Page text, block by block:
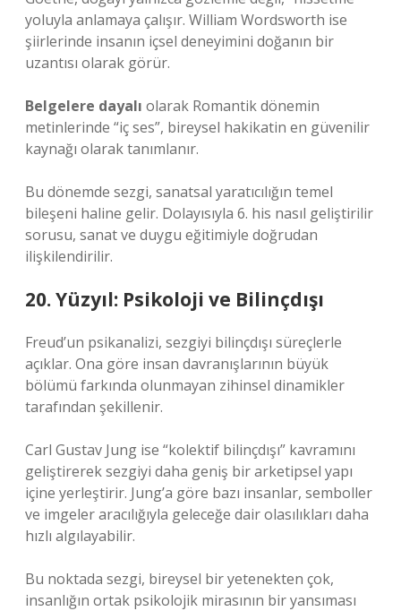
yoluyla anlamaya çalışır. William Wordsworth ise
şiirlerinde insanın içsel deneyimini doğanın bir
uzantısı olarak görür.
Belgelere dayalı olarak Romantik dönemin
metinlerinde “iç ses”, bireysel hakikatin en güvenilir
kaynağı olarak tanımlanır.
Bu dönemde sezgi, sanatsal yaratıcılığın temel
bileşeni haline gelir. Dolayısıyla 6. his nasıl geliştirilir
sorusu, sanat ve duygu eğitimiyle doğrudan
ilişkilendirilir.
20. Yüzyıl: Psikoloji ve Bilinçdışı
Freud’un psikanalizi, sezgiyi bilinçdışı süreçlerle
açıklar. Ona göre insan davranışlarının büyük
bölümü farkında olunmayan zihinsel dinamikler
tarafından şekillenir.
Carl Gustav Jung ise “kolektif bilinçdışı” kavramını
geliştirerek sezgiyi daha geniş bir arketipsel yapı
içine yerleştirir. Jung’a göre bazı insanlar, semboller
ve imgeler aracılığıyla geleceğe dair olasılıkları daha
hızlı algılayabilir.
Bu noktada sezgi, bireysel bir yetenekten çok,
insanlığın ortak psikolojik mirasının bir yansıması